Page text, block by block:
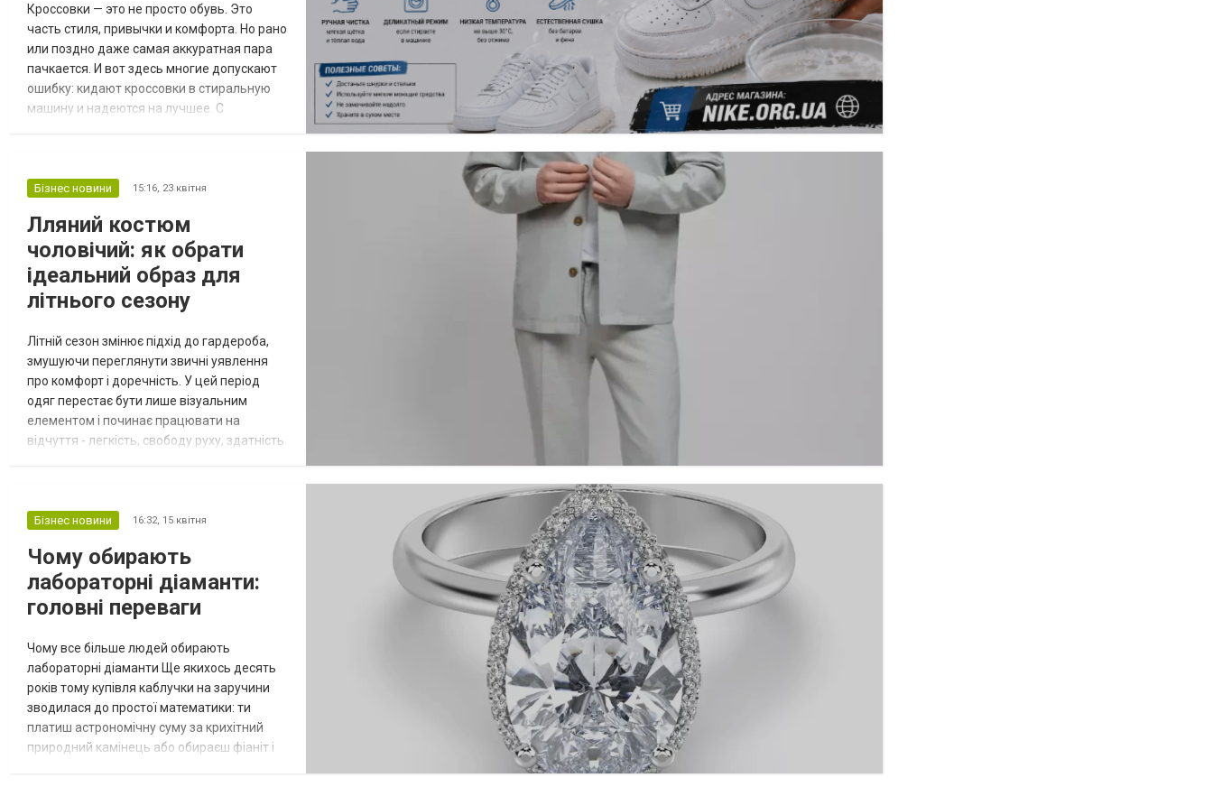
Кроссовки — это не просто обувь. Это
часть стиля, привычки и комфорта. Но рано
или поздно даже самая аккуратная пара
пачкается. И вот здесь многие допускают
ошибку: кидают кроссовки в стиральную
машину и надеются на лучшее. С
подошвы. Поэтому правильная стирка —
Если ты выбираешь обувь на найк, важно
понимать:...
Бізнес новини 15:16, 23 квітня
Лляний костюм
чоловічий: як обрати
ідеальний образ для
літнього сезону
Літній сезон змінює підхід до гардероба,
змушуючи переглянути звичні уявлення
про комфорт і доречність. У цей період
одяг перестає бути лише візуальним
елементом і починає працювати на
відчуття - легкість, свободу руху, здатність
стримана елегантність поєднується з
не потребує зайвих акцентів: достатньо
пра...
Бізнес новини 16:32, 15 квітня
Чому обирають
лабораторні діаманти:
головні переваги
Чому все більше людей обирають
лабораторні діаманти Ще якихось десять
років тому купівля каблучки на заручини
зводилася до простої математики: ти
платиш астрономічну суму за крихітний
природний камінець або обираєш фіаніт і